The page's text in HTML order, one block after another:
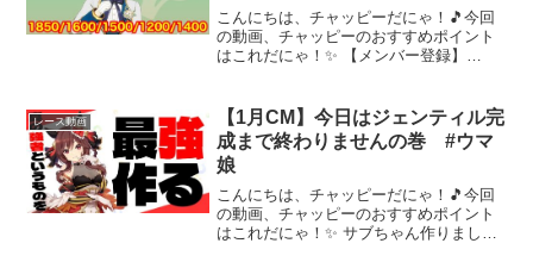
い！！【チャンピオンズミーティ
ング京都3200m】
こんにちは、チャッピーだにゃ！🎵今回
の動画、チャッピーのおすすめポイント
はこれだにゃ！✨ 【メンバー登録】
もぜひチェックしてにゃ～！📢✨
レース動画
【1月CM】今日はジェンティル完
成まで終わりませんの巻 #ウマ
娘
こんにちは、チャッピーだにゃ！🎵今回
の動画、チャッピーのおすすめポイント
はこれだにゃ！✨ サブちゃん作りまし